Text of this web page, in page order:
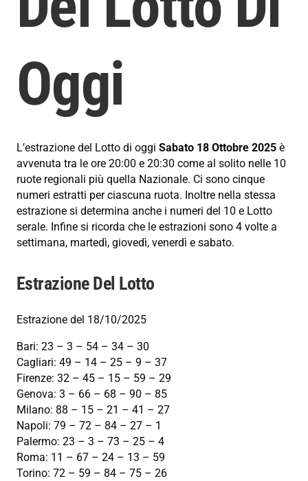
Oggi
L’estrazione del Lotto di oggi Sabato 18 Ottobre 2025 è
avvenuta tra le ore 20:00 e 20:30 come al solito nelle 10
ruote regionali più quella Nazionale. Ci sono cinque
numeri estratti per ciascuna ruota. Inoltre nella stessa
estrazione si determina anche i numeri del 10 e Lotto
serale. Infine si ricorda che le estrazioni sono 4 volte a
settimana, martedì, giovedì, venerdì e sabato.
Estrazione Del Lotto
Estrazione del 18/10/2025
Bari: 23 – 3 – 54 – 34 – 30
Cagliari: 49 – 14 – 25 – 9 – 37
Firenze: 32 – 45 – 15 – 59 – 29
Genova: 3 – 66 – 68 – 90 – 85
Milano: 88 – 15 – 21 – 41 – 27
Napoli: 79 – 72 – 84 – 27 – 1
Palermo: 23 – 3 – 73 – 25 – 4
Roma: 11 – 67 – 24 – 13 – 59
Torino: 72 – 59 – 84 – 75 – 26